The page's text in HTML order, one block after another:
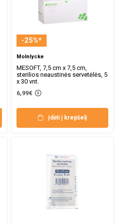
-25%*
Molnlycke
MESOFT, 7,5 cm x 7,5 cm,
sterilios neaustinės servetėlės, 5
x 30 vnt.
6,99€
Įdėti į krepšelį